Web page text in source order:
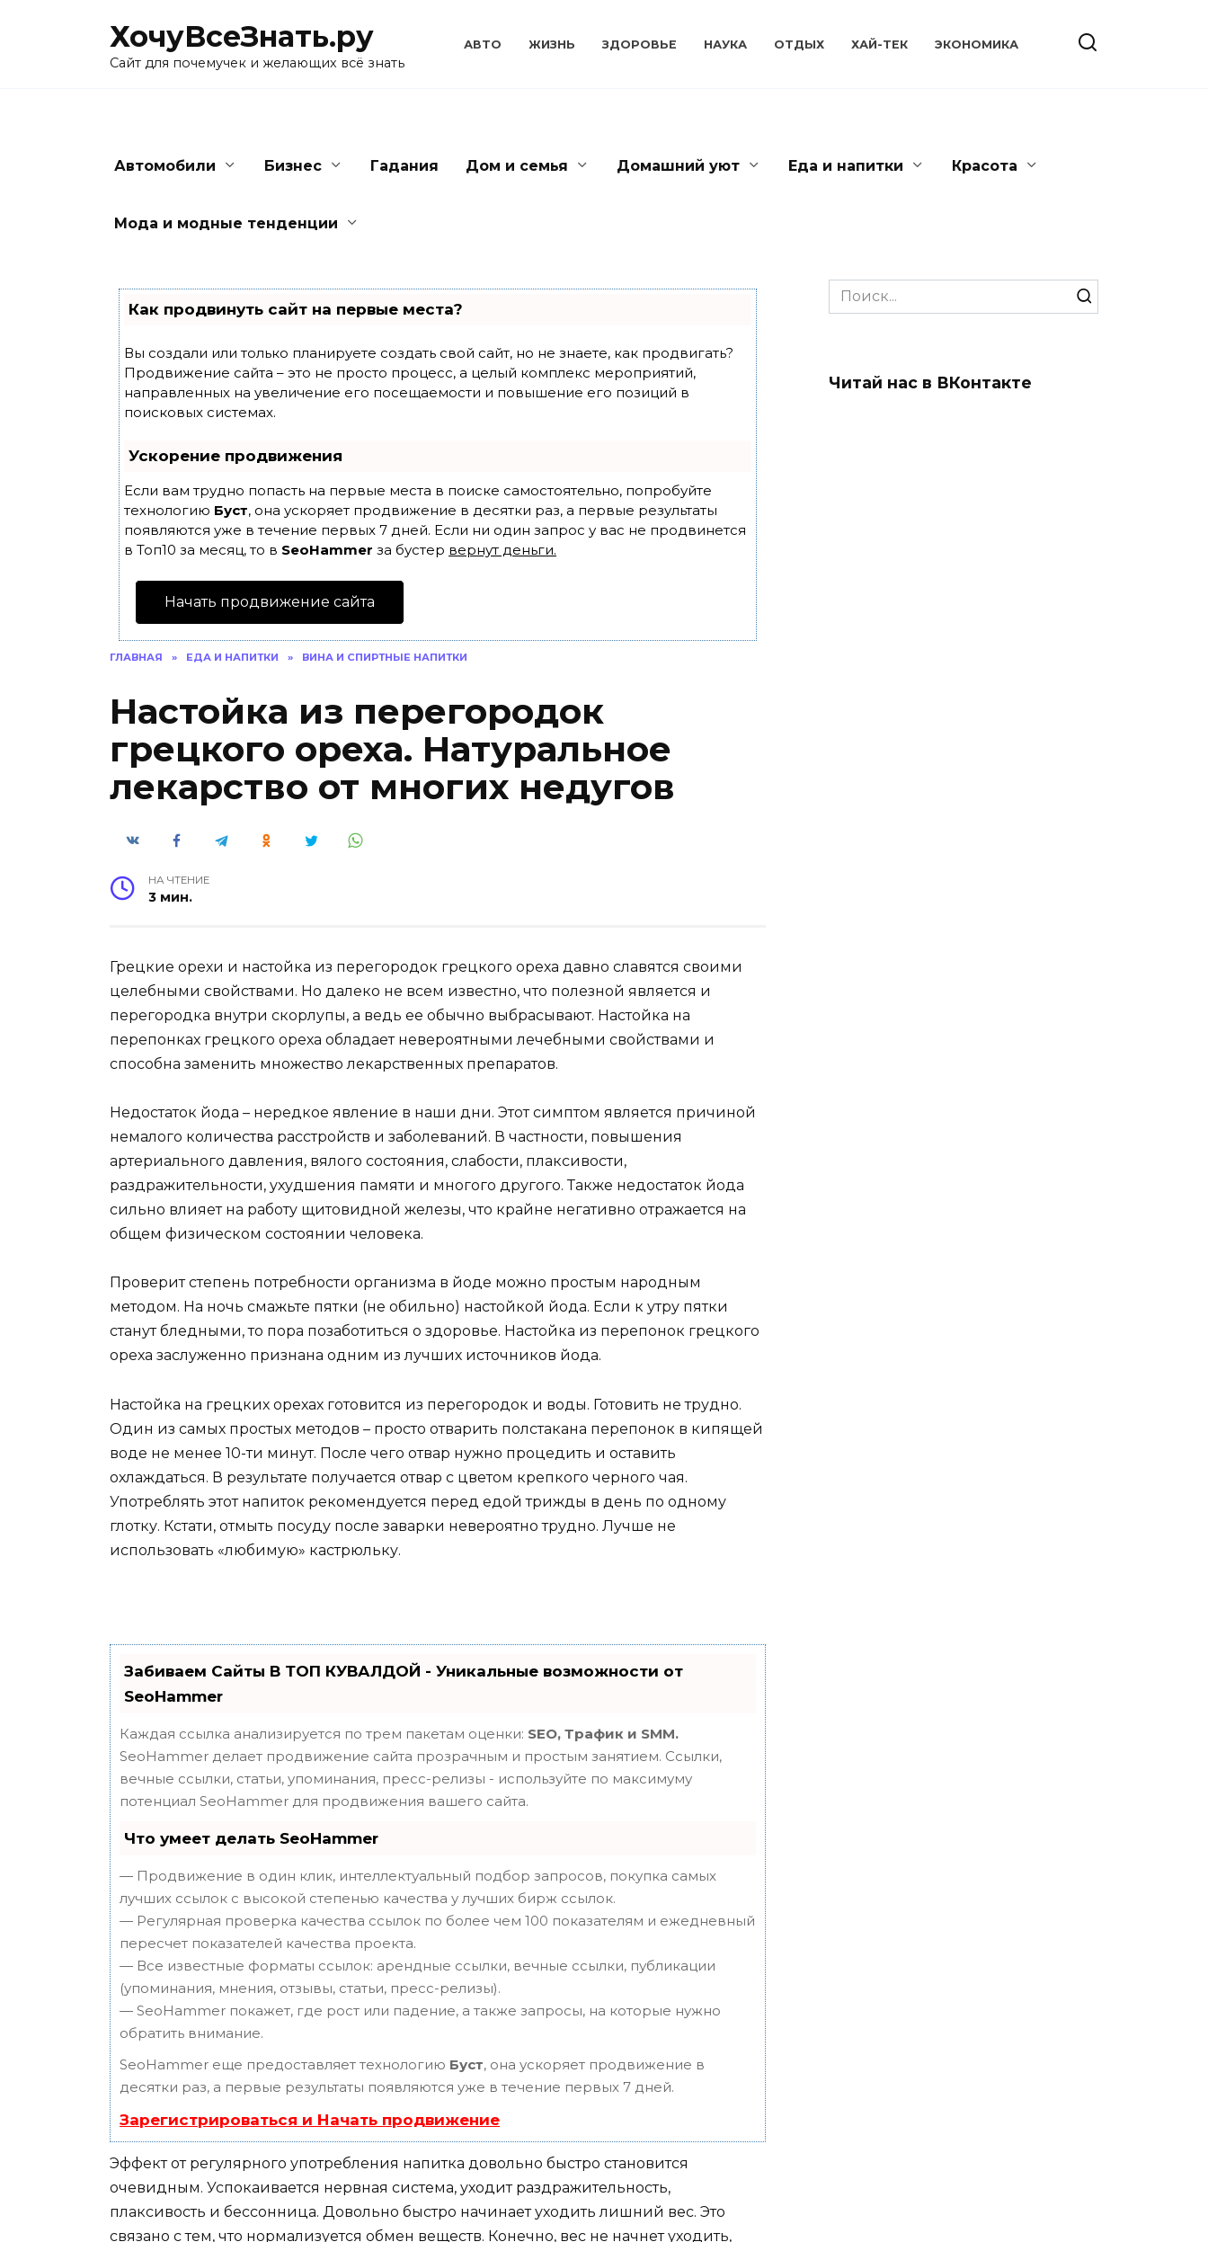
ХочуВсеЗнать.ру
Сайт для почемучек и желающих всё знать
АВТО ЖИЗНЬ ЗДОРОВЬЕ НАУКА ОТДЫХ ХАЙ-ТЕК ЭКОНОМИКА
Автомобили Бизнес Гадания Дом и семья Домашний уют Еда и напитки Красота
Мода и модные тенденции
Как продвинуть сайт на первые места?
Вы создали или только планируете создать свой сайт, но не знаете, как продвигать?
Продвижение сайта – это не просто процесс, а целый комплекс мероприятий,
направленных на увеличение его посещаемости и повышение его позиций в
поисковых системах.
Ускорение продвижения
Если вам трудно попасть на первые места в поиске самостоятельно, попробуйте
технологию Буст, она ускоряет продвижение в десятки раз, а первые результаты
появляются уже в течение первых 7 дней. Если ни один запрос у вас не продвинется
в Топ10 за месяц, то в SeoHammer за бустер вернут деньги.
Начать продвижение сайта
ГЛАВНАЯ » ЕДА И НАПИТКИ » ВИНА И СПИРТНЫЕ НАПИТКИ
Настойка из перегородок
грецкого ореха. Натуральное
лекарство от многих недугов
НА ЧТЕНИЕ
3 мин.
Грецкие орехи и настойка из перегородок грецкого ореха давно славятся своими
целебными свойствами. Но далеко не всем известно, что полезной является и
перегородка внутри скорлупы, а ведь ее обычно выбрасывают. Настойка на
перепонках грецкого ореха обладает невероятными лечебными свойствами и
способна заменить множество лекарственных препаратов.
Недостаток йода – нередкое явление в наши дни. Этот симптом является причиной
немалого количества расстройств и заболеваний. В частности, повышения
артериального давления, вялого состояния, слабости, плаксивости,
раздражительности, ухудшения памяти и многого другого. Также недостаток йода
сильно влияет на работу щитовидной железы, что крайне негативно отражается на
общем физическом состоянии человека.
Проверит степень потребности организма в йоде можно простым народным
методом. На ночь смажьте пятки (не обильно) настойкой йода. Если к утру пятки
станут бледными, то пора позаботиться о здоровье. Настойка из перепонок грецкого
ореха заслуженно признана одним из лучших источников йода.
Настойка на грецких орехах готовится из перегородок и воды. Готовить не трудно.
Один из самых простых методов – просто отварить полстакана перепонок в кипящей
воде не менее 10-ти минут. После чего отвар нужно процедить и оставить
охлаждаться. В результате получается отвар с цветом крепкого черного чая.
Употреблять этот напиток рекомендуется перед едой трижды в день по одному
глотку. Кстати, отмыть посуду после заварки невероятно трудно. Лучше не
использовать «любимую» кастрюльку.
Забиваем Сайты В ТОП КУВАЛДОЙ - Уникальные возможности от
SeoHammer
Каждая ссылка анализируется по трем пакетам оценки: SEO, Трафик и SMM.
SeoHammer делает продвижение сайта прозрачным и простым занятием. Ссылки,
вечные ссылки, статьи, упоминания, пресс-релизы - используйте по максимуму
потенциал SeoHammer для продвижения вашего сайта.
Что умеет делать SeoHammer
— Продвижение в один клик, интеллектуальный подбор запросов, покупка самых
лучших ссылок с высокой степенью качества у лучших бирж ссылок.
— Регулярная проверка качества ссылок по более чем 100 показателям и ежедневный
пересчет показателей качества проекта.
— Все известные форматы ссылок: арендные ссылки, вечные ссылки, публикации
(упоминания, мнения, отзывы, статьи, пресс-релизы).
— SeoHammer покажет, где рост или падение, а также запросы, на которые нужно
обратить внимание.
SeoHammer еще предоставляет технологию Буст, она ускоряет продвижение в
десятки раз, а первые результаты появляются уже в течение первых 7 дней.
Зарегистрироваться и Начать продвижение
Эффект от регулярного употребления напитка довольно быстро становится
очевидным. Успокаивается нервная система, уходит раздражительность,
плаксивость и бессонница. Довольно быстро начинает уходить лишний вес. Это
связано с тем, что нормализуется обмен веществ. Конечно, вес не начнет уходить,
Search
for:
Читай нас в ВКонтакте